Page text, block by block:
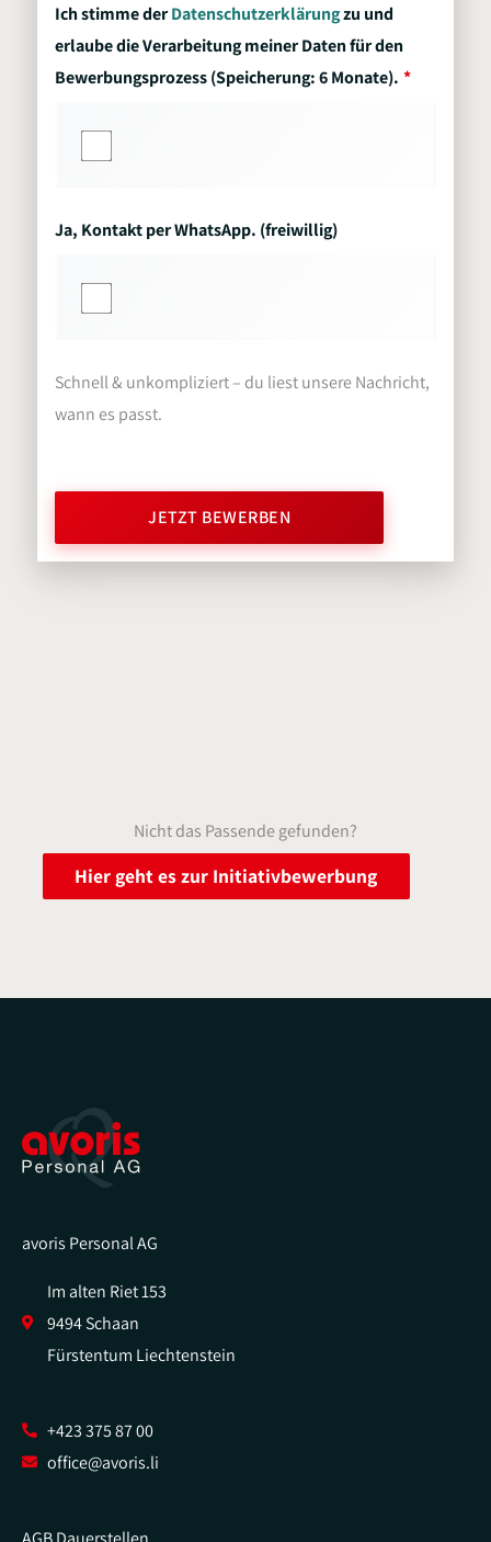
Ich stimme derDatenschutzerklärungzu und
erlaube die Verarbeitung meiner Daten für den
Bewerbungsprozess (Speicherung: 6 Monate).
Ja, Kontakt per WhatsApp. (freiwillig)
Schnell & unkompliziert – du liest unsere Nachricht,
wann es passt.
JETZT BEWERBEN
Nicht das Passende gefunden?
Hier geht es zur Initiativbewerbung
avoris Personal AG
Im alten Riet 153
9494 Schaan
Fürstentum Liechtenstein
+423 375 87 00
office@avoris.li